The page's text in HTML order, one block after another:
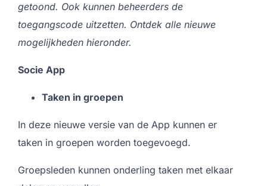
getoond. Ook kunnen beheerders de
toegangscode uitzetten. Ontdek alle nieuwe
mogelijkheden hieronder.
Socie App
Taken in groepen
In deze nieuwe versie van de App kunnen er
taken in groepen worden toegevoegd.
Groepsleden kunnen onderling taken met elkaar